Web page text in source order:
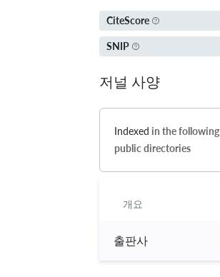
CiteScore
SNIP
저널 사양
Indexed in the following
public directories
개요
출판사